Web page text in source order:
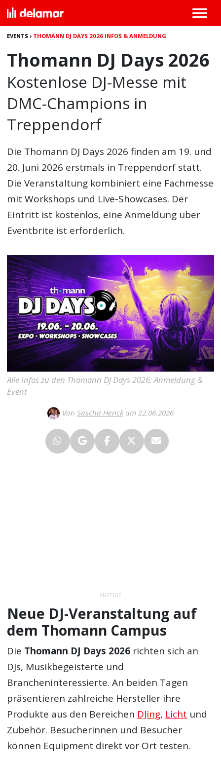
EVENTS › THOMANN DJ DAYS 2026 INFOS & ANMELDUNG
Thomann DJ Days 2026
Kostenlose DJ-Messe mit
DMC-Champions in
Treppendorf
Die Thomann DJ Days 2026 finden am 19. und
20. Juni 2026 erstmals in Treppendorf statt.
Die Veranstaltung kombiniert eine Fachmesse
mit Workshops und Live-Showcases. Der
Eintritt ist kostenlos, eine Anmeldung über
Eventbrite ist erforderlich.
Alle Infos zu den Thomann DJ Days 2026: Anmeldung &
Event
Von Sascha Henck am 22.06.2026
ANZEIGE
Neue DJ-Veranstaltung auf
dem Thomann Campus
Die Thomann DJ Days 2026 richten sich an
DJs, Musikbegeisterte und
Brancheninteressierte. An beiden Tagen
präsentieren zahlreiche Hersteller ihre
Produkte aus den Bereichen DJing, Licht und
Zubehör. Besucherinnen und Besucher
können Equipment direkt vor Ort testen.